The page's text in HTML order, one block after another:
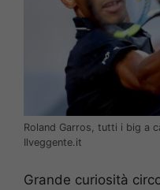
Roland Garros, tutti i big a
Ilveggente.it
Grande curiosità